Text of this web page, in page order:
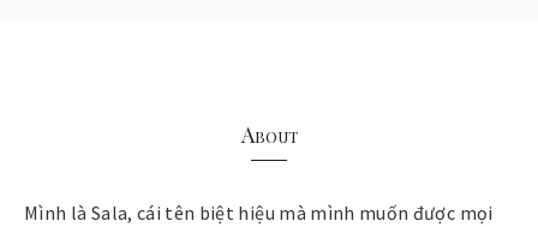
About
Mình là Sala, cái tên biệt hiệu mà mình muốn được mọi